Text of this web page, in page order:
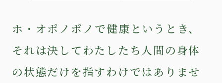
ホ・オポノポノで健康というとき、
それは決してわたしたち人間の身体
の状態だけを指すわけではありませ